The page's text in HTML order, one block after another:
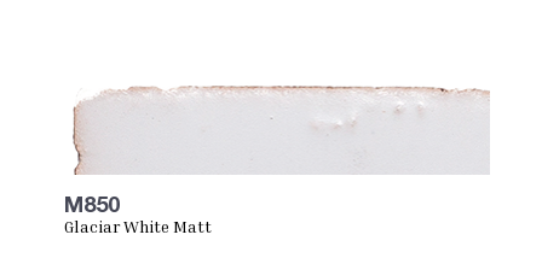
M850
Glaciar White Matt